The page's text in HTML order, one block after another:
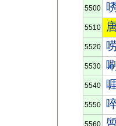
5500
5510
5520
5530
5540
5550
5560